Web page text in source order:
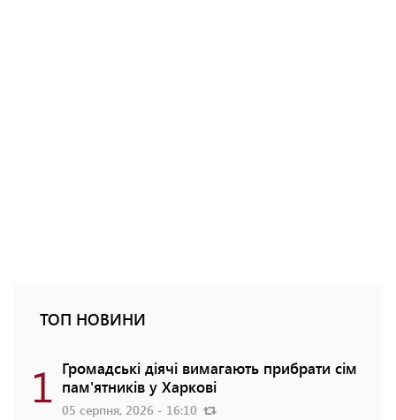
ТОП НОВИНИ
1 Громадські діячі вимагають прибрати сім
пам'ятників у Харкові
05 серпня, 2026 - 16:10